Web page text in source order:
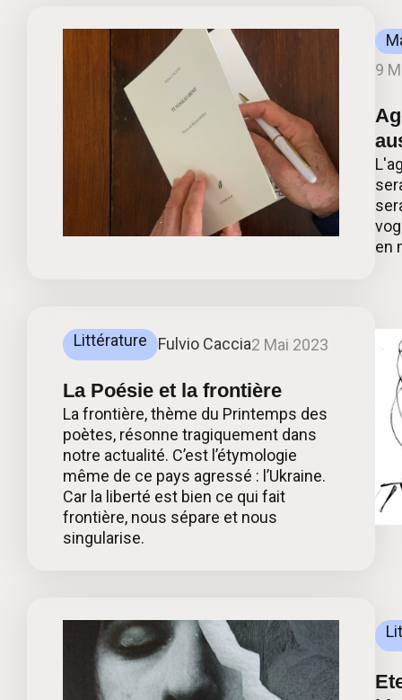
9
en
Littérature Fulvio Caccia2 Mai 2023
La Poésie et la frontière
La frontière, thème du Printemps des
poètes, résonne tragiquement dans
notre actualité. C’est l’étymologie
même de ce pays agressé : l’Ukraine.
Car la liberté est bien ce qui fait
frontière, nous sépare et nous
singularise.